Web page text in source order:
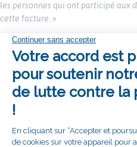
les personnes qui ont participé aux
cette facture. »
NORD/